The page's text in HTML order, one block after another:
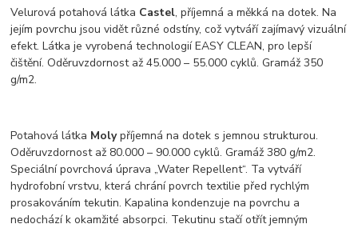
Velurová potahová látka Castel, příjemná a měkká na dotek. Na
jejím povrchu jsou vidět různé odstíny, což vytváří zajímavý vizuální
efekt. Látka je vyrobená technologií EASY CLEAN, pro lepší
čištění. Oděruvzdornost až 45.000 – 55.000 cyklů. Gramáž 350
g/m2.
Potahová látka Molypříjemná na dotek s jemnou strukturou.
Oděruvzdornost až 80.000 – 90.000 cyklů. Gramáž 380 g/m2.
Speciální povrchová úprava „Water Repellent“. Ta vytváří
hydrofobní vrstvu, která chrání povrch textilie před rychlým
prosakováním tekutin. Kapalina kondenzuje na povrchu a
nedochází k okamžité absorpci. Tekutinu stačí otřít jemným